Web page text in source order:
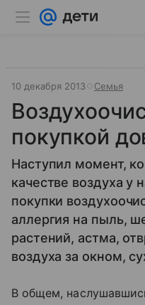
10 декабря 2013 Семья
покупкой
Наступил момент,
качестве воздуха у
покупки
аллергия на пыль,
растений, астма,
воздуха за окном,
В общем,